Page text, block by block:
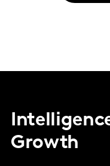
Growth